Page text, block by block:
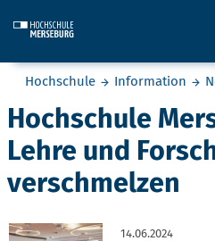
Sie befinden sich hier:
Hochschule Information
Hochschule
Lehre und
verschmelzen
14.06.2024